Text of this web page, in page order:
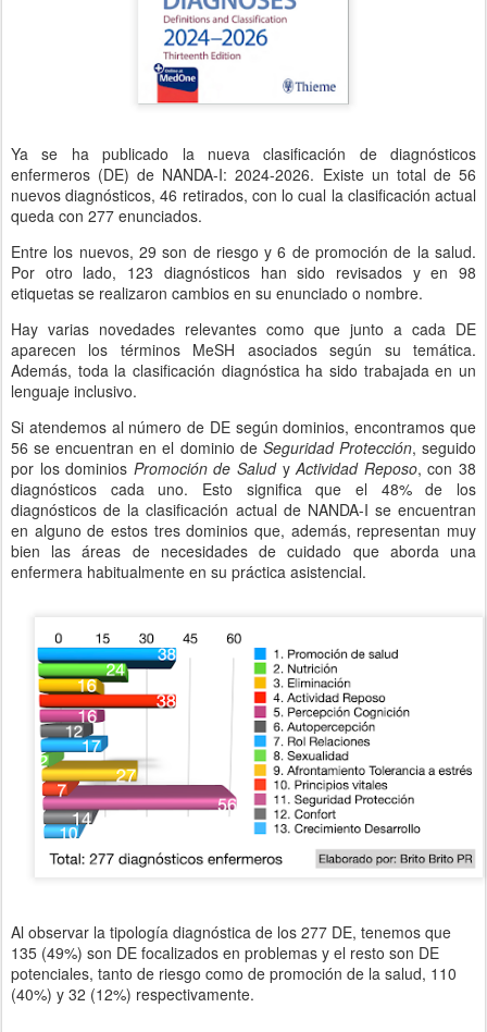
Ya se ha publicado la nueva clasificación de diagnósticos
enfermeros (DE) de NANDA-I: 2024-2026. Existe un total de 56
nuevos diagnósticos, 46 retirados, con lo cual la clasificación actual
queda con 277 enunciados.
Entre los nuevos, 29 son de riesgo y 6 de promoción de la salud.
Por otro lado, 123 diagnósticos han sido revisados y en 98
etiquetas se realizaron cambios en su enunciado o nombre.
Hay varias novedades relevantes como que junto a cada DE
aparecen los términos MeSH asociados según su temática.
Además, toda la clasificación diagnóstica ha sido trabajada en un
lenguaje inclusivo.
Si atendemos al número de DE según dominios, encontramos que
56 se encuentran en el dominio de Seguridad Protección, seguido
por los dominios Promoción de SaludyActividad Reposo, con 38
diagnósticos cada uno. Esto significa que el 48% de los
diagnósticos de la clasificación actual de NANDA-I se encuentran
en alguno de estos tres dominios que, además, representan muy
bien las áreas de necesidades de cuidado que aborda una
enfermera habitualmente en su práctica asistencial.
Al observar la tipología diagnóstica de los 277 DE, tenemos que
135 (49%) son DE focalizados en problemas y el resto son DE
potenciales, tanto de riesgo como de promoción de la salud, 110
(40%) y 32 (12%) respectivamente.